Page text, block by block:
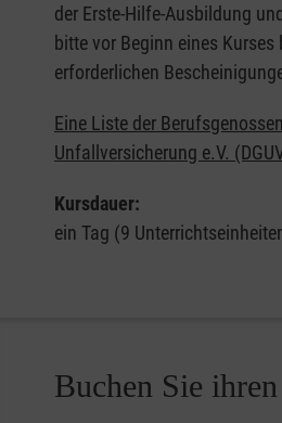
der Erste-Hilfe-Ausbildung
bitte vor Beginn eines
erforderlichen
Eine Liste der
Unfallversicherung e.V.
Kursdauer:
ein Tag (9
Buchen Sie